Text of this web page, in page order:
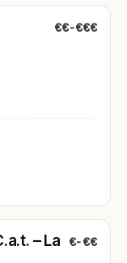
€€-€€€
– La
€-€€